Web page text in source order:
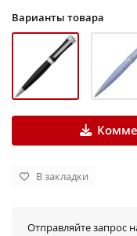
Варианты товара
В закладки
Отправляйте запрос